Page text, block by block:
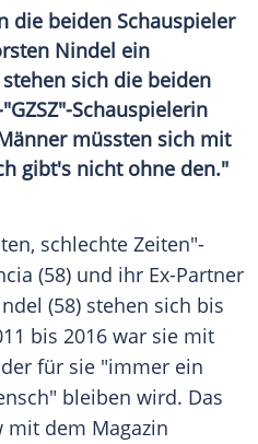
die beiden Schauspieler
Nindel ein
sich die beiden
Schauspielerin
müssten sich mit
gibt's nicht ohne den."
schlechte Zeiten"-
(58) und ihr Ex-Partner
(58) stehen sich bis
bis 2016 war sie mit
für sie "immer ein
bleiben wird. Das
mit dem Magazin